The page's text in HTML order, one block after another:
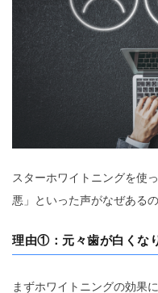
スターホワイトニングを使
悪」といった声がなぜある
理由①：元々歯が白くな
まずホワイトニングの効果